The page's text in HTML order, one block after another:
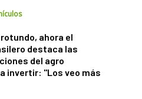
ahora el
destaca las
del agro
invertir: "Los veo más